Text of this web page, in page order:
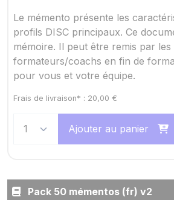
Le mémento présente les
profils DISC principaux. Ce
mémoire. Il peut être remis par les
formateurs/coachs en fin de
pour vous et votre équipe.
Frais de livraison* : 20,00 €
Ajouter au panier
Pack 50 mémentos (fr) v2